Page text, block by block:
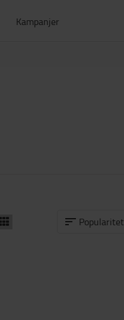
Kampanjer
Popularitet